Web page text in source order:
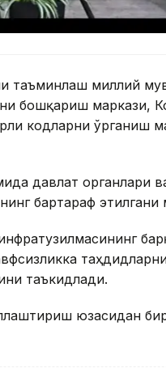
таъминлаш миллий
бошқариш маркази,
кодларни ўрганиш
давлат органлари
бартараф
таъкидлади.
юзасидан